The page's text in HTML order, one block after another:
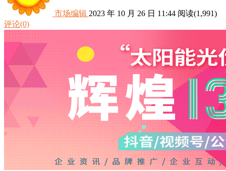
市场编辑 2023 年 10 月 26 日 11:44 阅读(1,991)
评论(0)